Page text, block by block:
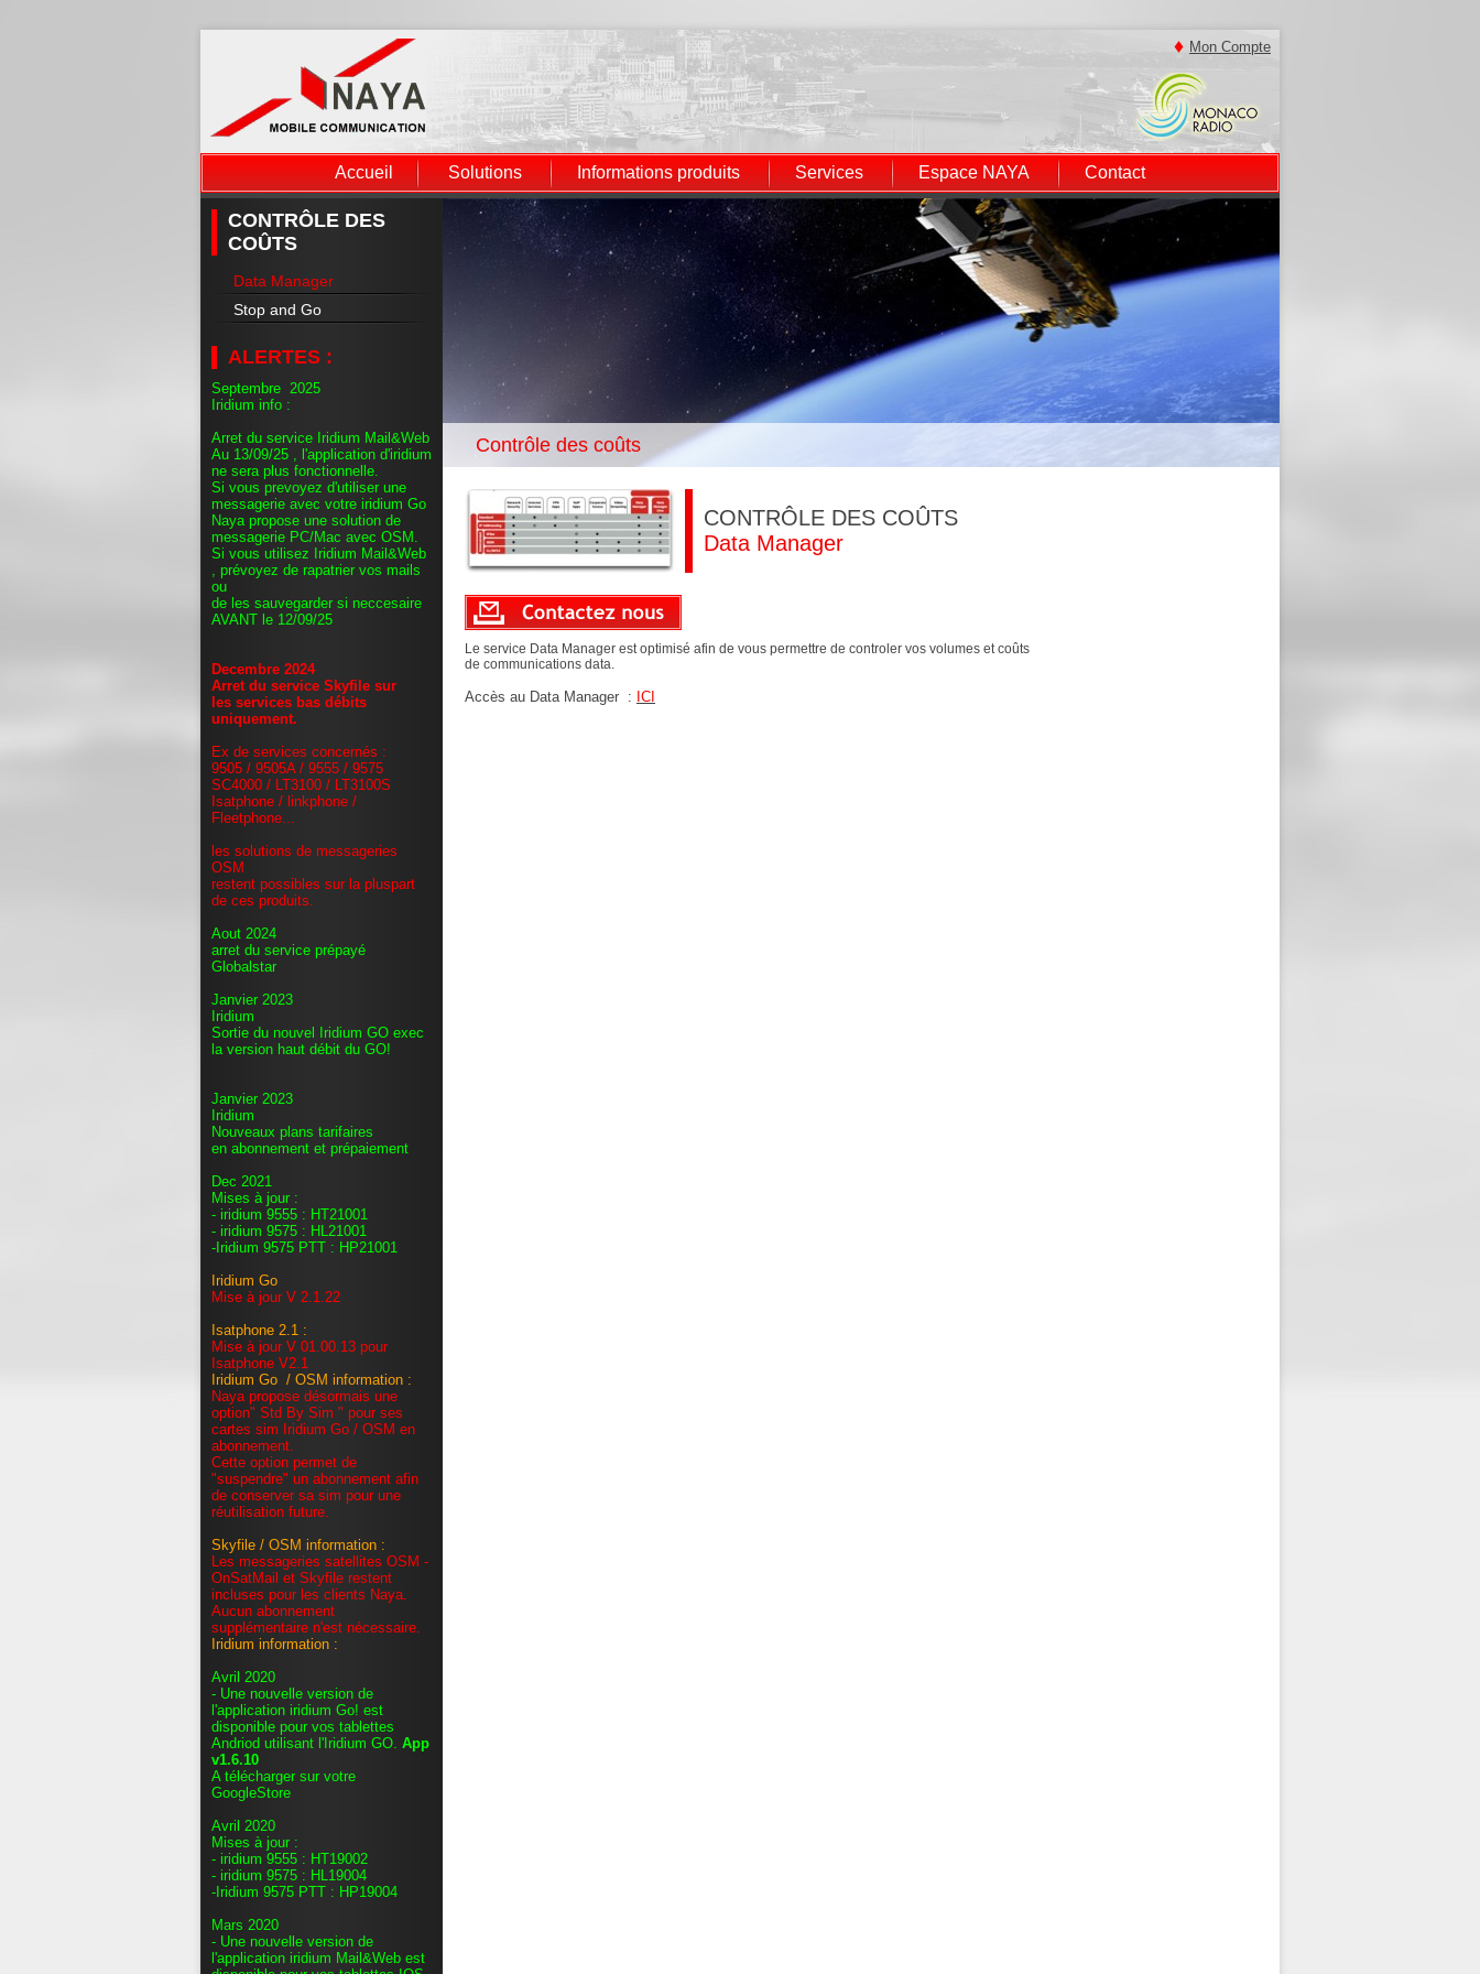
Mon Compte
Accueil Solutions Informations produits Services Espace NAYA Contact
CONTRÔLE DES
COÛTS
Data Manager
Stop and Go
ALERTES :
Septembre 2025
Iridium info :
Arret du service Iridium Mail&Web
Au 13/09/25 , l'application d'iridium
ne sera plus fonctionnelle.
Si vous prevoyez d'utiliser une
messagerie avec votre iridium Go
Naya propose une solution de
messagerie PC/Mac avec OSM.
Si vous utilisez Iridium Mail&Web
, prévoyez de rapatrier vos mails
ou
de les sauvegarder si neccesaire
AVANT le 12/09/25
Decembre 2024
Arret du service Skyfile sur
les services bas débits
uniquement.
Ex de services concernés :
9505 / 9505A / 9555 / 9575
SC4000 / LT3100 / LT3100S
Isatphone / linkphone /
Fleetphone...
les solutions de messageries
OSM
restent possibles sur la pluspart
de ces produits.
Aout 2024
arret du service prépayé
Globalstar
Janvier 2023
Iridium
Sortie du nouvel Iridium GO exec
la version haut débit du GO!
Janvier 2023
Iridium
Nouveaux plans tarifaires
en abonnement et prépaiement
Dec 2021
Mises à jour :
- iridium 9555 : HT21001
- iridium 9575 : HL21001
-Iridium 9575 PTT : HP21001
Iridium Go
Mise à jour V 2.1.22
Isatphone 2.1 :
Mise à jour V 01.00.13 pour
Isatphone V2.1
Iridium Go / OSM information :
Naya propose désormais une
option" Std By Sim " pour ses
cartes sim Iridium Go / OSM en
abonnement.
Cette option permet de
"suspendre" un abonnement afin
de conserver sa sim pour une
réutilisation future.
Skyfile / OSM information :
Les messageries satellites OSM -
OnSatMail et Skyfile restent
incluses pour les clients Naya.
Aucun abonnement
supplémentaire n'est nécessaire.
Iridium information :
Avril 2020
- Une nouvelle version de
l'application iridium Go! est
disponible pour vos tablettes
Andriod utilisant l'Iridium GO. App
v1.6.10
A télécharger sur votre
GoogleStore
Avril 2020
Mises à jour :
- iridium 9555 : HT19002
- iridium 9575 : HL19004
-Iridium 9575 PTT : HP19004
Mars 2020
- Une nouvelle version de
l'application iridium Mail&Web est
Contrôle des coûts
CONTRÔLE DES COÛTS
Data Manager
Le service Data Manager est optimisé afin de vous permettre de controler vos volumes et coûts
de communications data.
Accès au Data Manager : ICI